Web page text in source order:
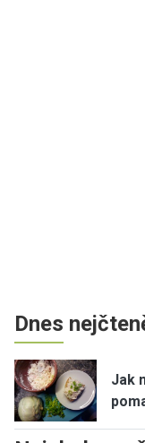
Dnes
Jak